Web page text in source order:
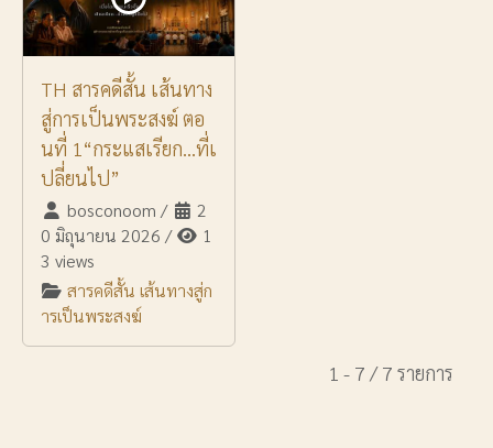
TH สารคดีสั้น เส้นทาง
สู่การเป็นพระสงฆ์ ตอ
นที่ 1“กระแสเรียก…ที่เ
ปลี่ยนไป”
bosconoom /
2
0 มิถุนายน 2026 /
1
3 views
สารคดีสั้น เส้นทางสู่ก
ารเป็นพระสงฆ์
1 - 7 / 7 รายการ